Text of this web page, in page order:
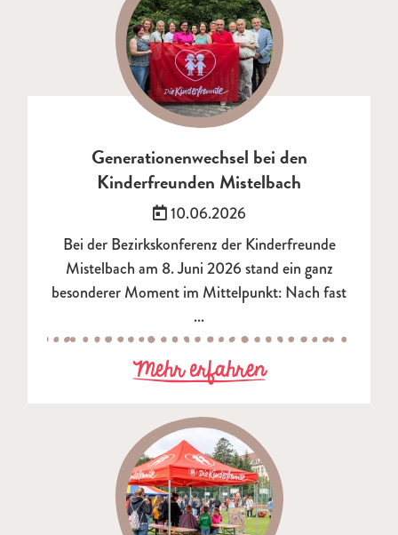
Generationenwechsel bei den
Kinderfreunden Mistelbach
Veröffentlicht am:
10.06.2026
Bei der Bezirkskonferenz der Kinderfreunde
Mistelbach am 8. Juni 2026 stand ein ganz
besonderer Moment im Mittelpunkt: Nach fast
...
Mehr erfahrenzu